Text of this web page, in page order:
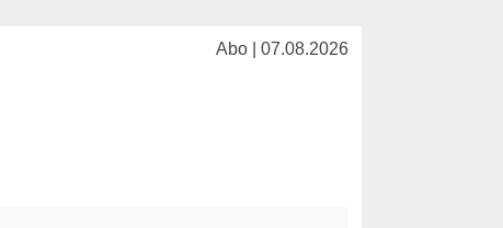
Abo | 07.08.2026